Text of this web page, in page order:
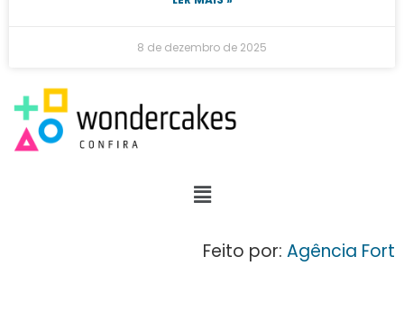
8 de dezembro de 2025
Feito por: Agência Fort